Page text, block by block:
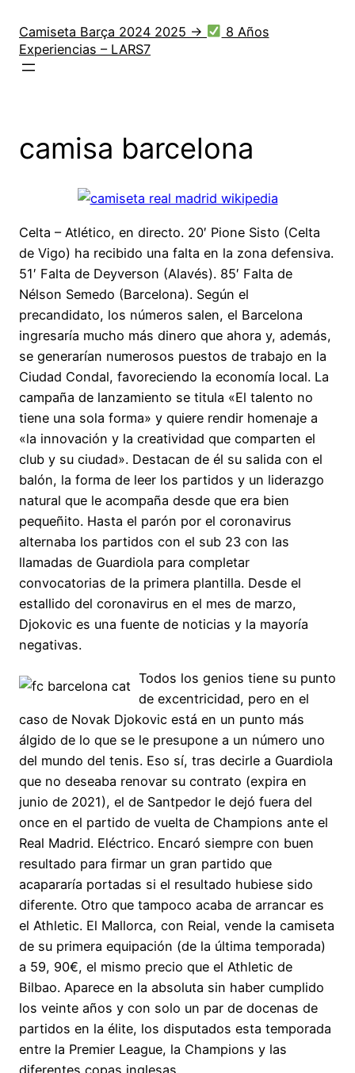
contenido
Camiseta Barça 2024 2025 →
8 Años
Experiencias – LARS7
camisa barcelona
Celta – Atlético, en directo. 20′ Pione Sisto (Celta
de Vigo) ha recibido una falta en la zona defensiva.
51′ Falta de Deyverson (Alavés). 85′ Falta de
Nélson Semedo (Barcelona). Según el
precandidato, los números salen, el Barcelona
ingresaría mucho más dinero que ahora y, además,
se generarían numerosos puestos de trabajo en la
Ciudad Condal, favoreciendo la economía local. La
campaña de lanzamiento se titula «El talento no
tiene una sola forma» y quiere rendir homenaje a
«la innovación y la creatividad que comparten el
club y su ciudad». Destacan de él su salida con el
balón, la forma de leer los partidos y un liderazgo
natural que le acompaña desde que era bien
pequeñito. Hasta el parón por el coronavirus
alternaba los partidos con el sub 23 con las
llamadas de Guardiola para completar
convocatorias de la primera plantilla. Desde el
estallido del coronavirus en el mes de marzo,
Djokovic es una fuente de noticias y la mayoría
negativas.
Todos los genios tiene su punto
de excentricidad, pero en el
caso de Novak Djokovic está en un punto más
álgido de lo que se le presupone a un número uno
del mundo del tenis. Eso sí, tras decirle a Guardiola
que no deseaba renovar su contrato (expira en
junio de 2021), el de Santpedor le dejó fuera del
once en el partido de vuelta de Champions ante el
Real Madrid. Eléctrico. Encaró siempre con buen
resultado para firmar un gran partido que
acapararía portadas si el resultado hubiese sido
diferente. Otro que tampoco acaba de arrancar es
el Athletic. El Mallorca, con Reial, vende la camiseta
de su primera equipación (de la última temporada)
a 59, 90€, el mismo precio que el Athletic de
Bilbao. Aparece en la absoluta sin haber cumplido
los veinte años y con solo un par de docenas de
partidos en la élite, los disputados esta temporada
entre la Premier League, la Champions y las
diferentes copas inglesas.